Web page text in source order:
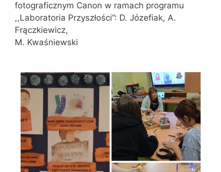
fotograficznym Canon w ramach programu
,,Laboratoria Przyszłości”: D. Józefiak, A.
Frączkiewicz,
M. Kwaśniewski